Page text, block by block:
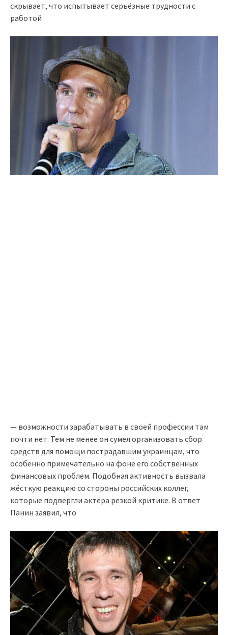
скрывает, что испытывает серьёзные трудности с
работой
— возможности зарабатывать в своей профессии там
почти нет. Тем не менее он сумел организовать сбор
средств для помощи пострадавшим украинцам, что
особенно примечательно на фоне его собственных
финансовых проблем. Подобная активность вызвала
жёсткую реакцию со стороны российских коллег,
которые подвергли актёра резкой критике. В ответ
Панин заявил, что